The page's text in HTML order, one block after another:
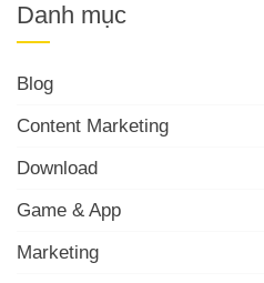
Danh mục
Blog
Content Marketing
Download
Game & App
Marketing